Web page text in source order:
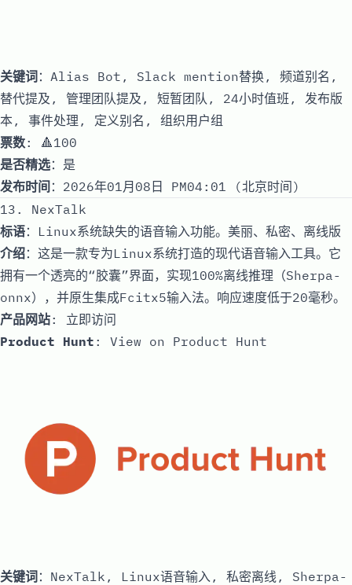
关键词 ：Alias Bot, Slack mention替换, 频道别名,
替代提及, 管理团队提及, 短暂团队, 24小时值班, 发布版
本, 事件处理, 定义别名, 组织用户组
票数: 🔺100
是否精选：是
发布时间 ：2026年01月08日 PM04:01 (北京时间)
13. NexTalk
标语：Linux系统缺失的语音输入功能。美丽、私密、离线版
介绍：这是一款专为Linux系统打造的现代语音输入工具。它
拥有一个透亮的“胶囊”界面，实现100%离线推理（Sherpa-
onnx），并原生集成Fcitx5输入法。响应速度低于20毫秒。
产品网站: 立即访问
Product Hunt : View on Product Hunt
关键词：NexTalk, Linux语音输入, 私密离线, Sherpa-